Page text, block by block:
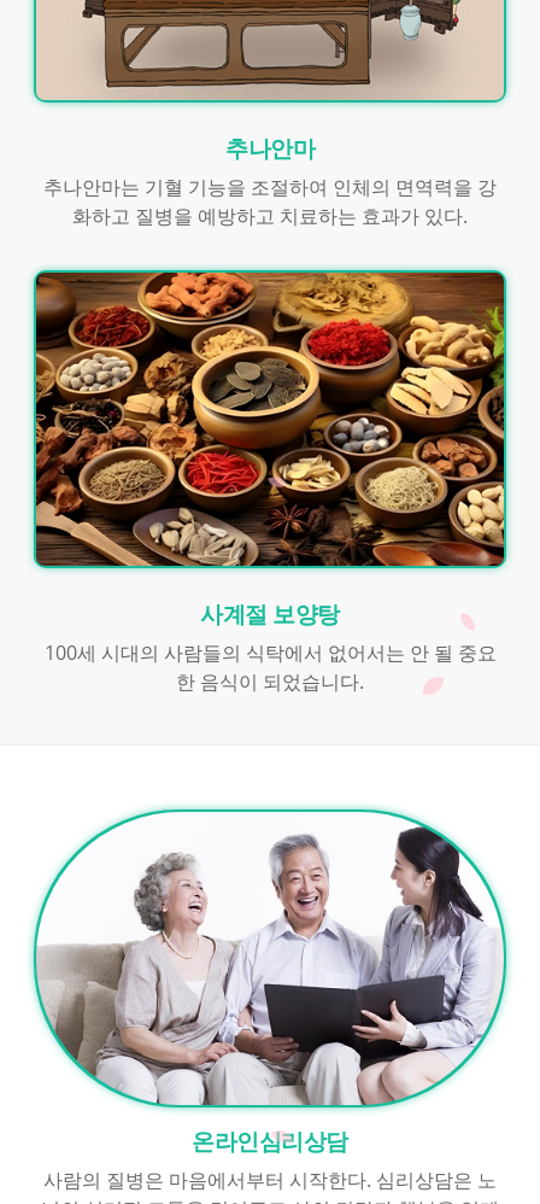
추나안마
추나안마는 기혈 기능을 조절하여 인체의 면역력을 강
화하고 질병을 예방하고 치료하는 효과가 있다.
사계절 보양탕
100세 시대의 사람들의 식탁에서 없어서는 안 될 중요
한 음식이 되었습니다.
온라인심리상담
사람의 질병은 마음에서부터 시작한다. 심리상담은 노